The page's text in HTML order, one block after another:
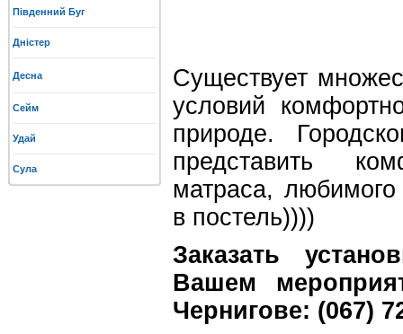
Південний Буг
Дністер
Десна
Сейм
Удай
Сула
Существует
условий
природе.
представить
матраса,
в постель))))
Заказать
Вашем
Чернигове: (067)